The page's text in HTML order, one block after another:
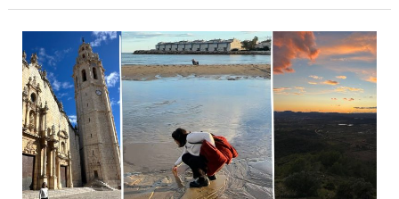
por
Castellón:
fin
de
semana
en
el
Penyagolosa